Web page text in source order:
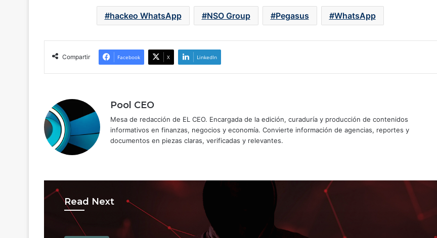
hackeo WhatsApp NSO Group Pegasus WhatsApp
Compartir Facebook X LinkedIn
Pool CEO
Mesa de redacción de EL CEO. Encargada de la edición, curaduría y producción de contenidos
informativos en finanzas, negocios y economía. Convierte información de agencias, reportes y
documentos en piezas claras, verificadas y relevantes.
Read Next
resiste pese al avance de la eSIM
mensuales
Apple busca arrebatar a Samsung la
corona en el mercado de
smartphones plegables en 2026